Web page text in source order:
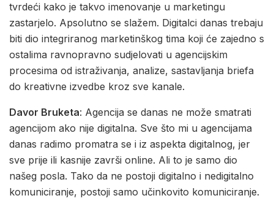
tvrdeći kako je takvo imenovanje u marketingu
zastarjelo. Apsolutno se slažem. Digitalci danas trebaju
biti dio integriranog marketinškog tima koji će zajedno s
ostalima ravnopravno sudjelovati u agencijskim
procesima od istraživanja, analize, sastavljanja briefa
do kreativne izvedbe kroz sve kanale.
Davor Bruketa: Agencija se danas ne može smatrati
agencijom ako nije digitalna. Sve što mi u agencijama
danas radimo promatra se i iz aspekta digitalnog, jer
sve prije ili kasnije završi online. Ali to je samo dio
našeg posla. Tako da ne postoji digitalno i nedigitalno
komuniciranje, postoji samo učinkovito komuniciranje.